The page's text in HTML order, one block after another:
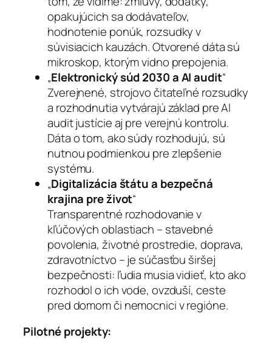
opakujúcich sa dodávateľov,
hodnotenie ponúk, rozsudky v
súvisiacich kauzách. Otvorené dáta sú
mikroskop, ktorým vidno prepojenia.
„Elektronický súd 2030 a AI audit“
Zverejnené, strojovo čitateľné rozsudky
a rozhodnutia vytvárajú základ pre AI
audit justície aj pre verejnú kontrolu.
Dáta o tom, ako súdy rozhodujú, sú
nutnou podmienkou pre zlepšenie
systému.
„Digitalizácia štátu a bezpečná
krajina pre život“
Transparentné rozhodovanie v
kľúčových oblastiach – stavebné
povolenia, životné prostredie, doprava,
zdravotníctvo – je súčasťou širšej
bezpečnosti: ľudia musia vidieť, kto ako
rozhodol o ich vode, ovzduší, ceste
pred domom či nemocnici v regióne.
Pilotné projekty: